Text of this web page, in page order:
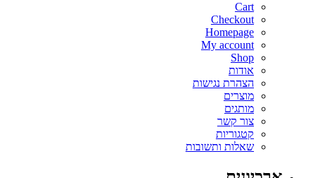
Cart
Checkout
Homepage
My account
Shop
אודות
הצהרת נגישות
מוצרים
מותגים
צור קשר
קטגוריות
שאלות ותשובות